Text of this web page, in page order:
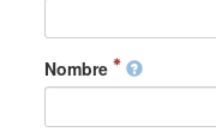
Nombre